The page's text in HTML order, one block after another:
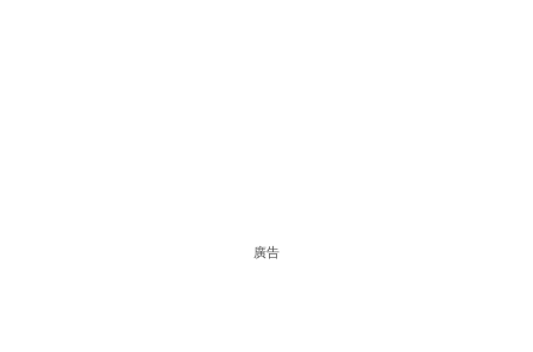
廣告